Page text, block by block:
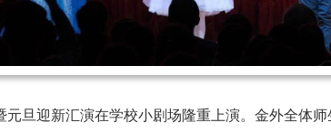
旦迎新汇演在学校小剧场隆重上演。金外全体